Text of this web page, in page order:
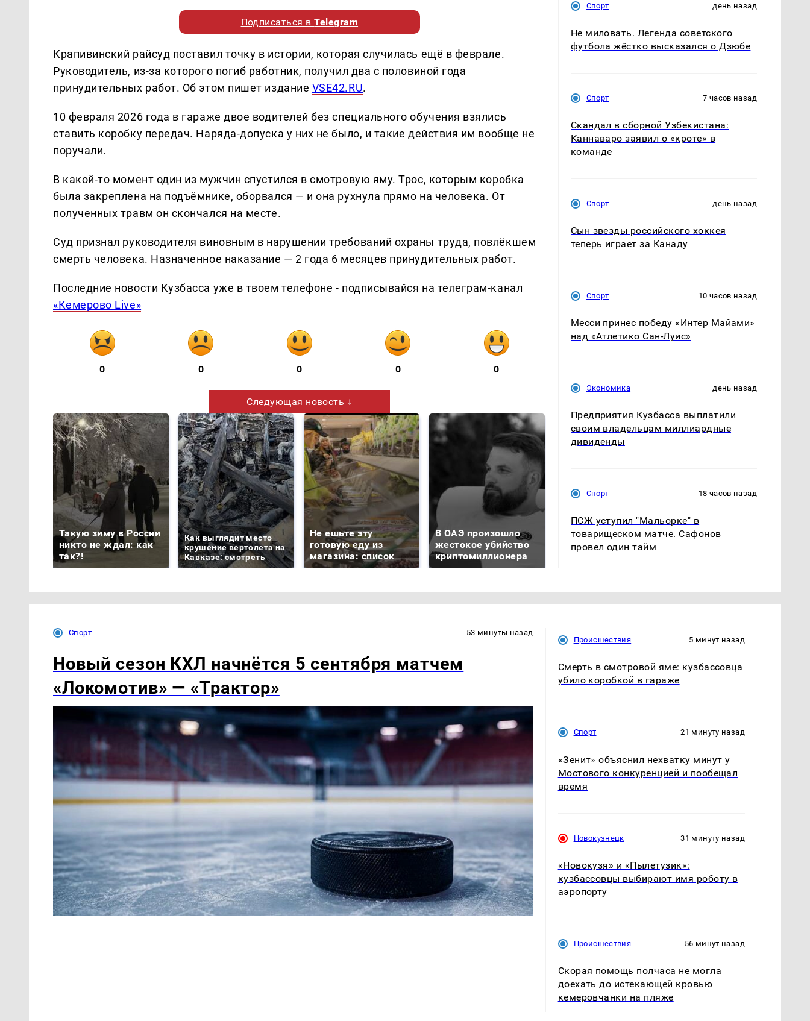
Подписаться вTelegram
Крапивинский райсуд поставил точку в истории, которая случилась ещё в феврале.
Руководитель, из-за которого погиб работник, получил два с половиной года
принудительных работ. Об этом пишет издание VSE42.RU.
10 февраля 2026 года в гараже двое водителей без специального обучения взялись
ставить коробку передач. Наряда-допуска у них не было, и такие действия им вообще не
поручали.
В какой-то момент один из мужчин спустился в смотровую яму. Трос, которым коробка
была закреплена на подъёмнике, оборвался — и она рухнула прямо на человека. От
полученных травм он скончался на месте.
Суд признал руководителя виновным в нарушении требований охраны труда, повлёкшем
смерть человека. Назначенное наказание — 2 года 6 месяцев принудительных работ.
Последние новости Кузбасса уже в твоем телефоне - подписывайся на телеграм-канал
«Кемерово Live»
0 0 0 0 0
Следующая новость ↓
Такую зиму в России
никто не ждал: как
так?!
Как выглядит место
крушение вертолета на
Кавказе: смотреть
Не ешьте эту
готовую еду из
магазина: список
В ОАЭ произошло
жестокое убийство
криптомиллионера
Все новости по
падению вертолета на
Таких событий не
Спорт день назад
Не миловать. Легенда советского
футбола жёстко высказался о Дзюбе
Спорт 7 часов назад
Скандал в сборной Узбекистана:
Каннаваро заявил о «кроте» в
команде
Спорт день назад
Сын звезды российского хоккея
теперь играет за Канаду
Спорт 10 часов назад
Месси принес победу «Интер Майами»
над «Атлетико Сан-Луис»
Экономика день назад
Предприятия Кузбасса выплатили
своим владельцам миллиардные
дивиденды
Спорт 18 часов назад
ПСЖ уступил "Мальорке" в
товарищеском матче. Сафонов
провел один тайм
Спорт 53 минуты назад
Новый сезон КХЛ начнётся 5 сентября матчем
«Локомотив» — «Трактор»
Происшествия 5 минут назад
Смерть в смотровой яме: кузбассовца
убило коробкой в гараже
Спорт 21 минуту назад
«Зенит» объяснил нехватку минут у
Мостового конкуренцией и пообещал
время
Новокузнецк 31 минуту назад
«Новокузя» и «Пылетузик»:
кузбассовцы выбирают имя роботу в
аэропорту
Происшествия 56 минут назад
Скорая помощь полчаса не могла
доехать до истекающей кровью
кемеровчанки на пляже